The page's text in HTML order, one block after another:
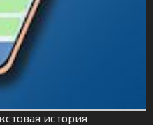
история